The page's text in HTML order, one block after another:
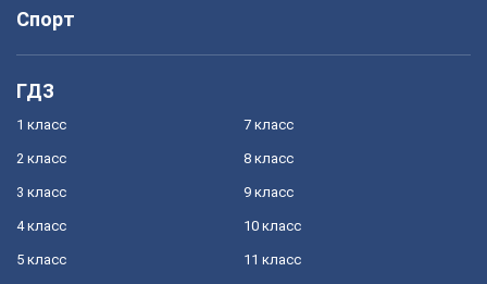
Спорт
ГДЗ
1 класс
2 класс
3 класс
4 класс
5 класс
7 класс
8 класс
9 класс
10 класс
11 класс